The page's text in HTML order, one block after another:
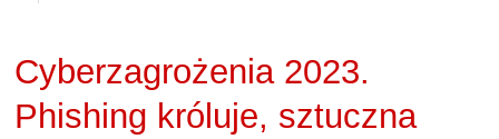
Cyberzagrożenia 2023.
Phishing króluje, sztuczna